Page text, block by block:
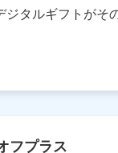
者提供について
成に必要な範囲内に
ジタルギフトがそ
フプラス